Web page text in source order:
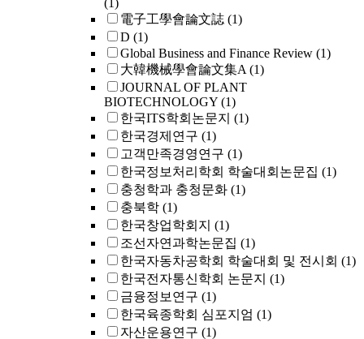
(1)
電子工學會論文誌 (1)
D (1)
Global Business and Finance Review (1)
大韓機械學會論文集A (1)
JOURNAL OF PLANT
BIOTECHNOLOGY (1)
한국ITS학회논문지 (1)
한국경제연구 (1)
고객만족경영연구 (1)
한국정보처리학회 학술대회논문집 (1)
충청학과 충청문화 (1)
충북학 (1)
한국창업학회지 (1)
조선자연과학논문집 (1)
한국자동차공학회 학술대회 및 전시회 (1)
한국전자통신학회 논문지 (1)
금융정보연구 (1)
한국육종학회 심포지엄 (1)
자산운용연구 (1)